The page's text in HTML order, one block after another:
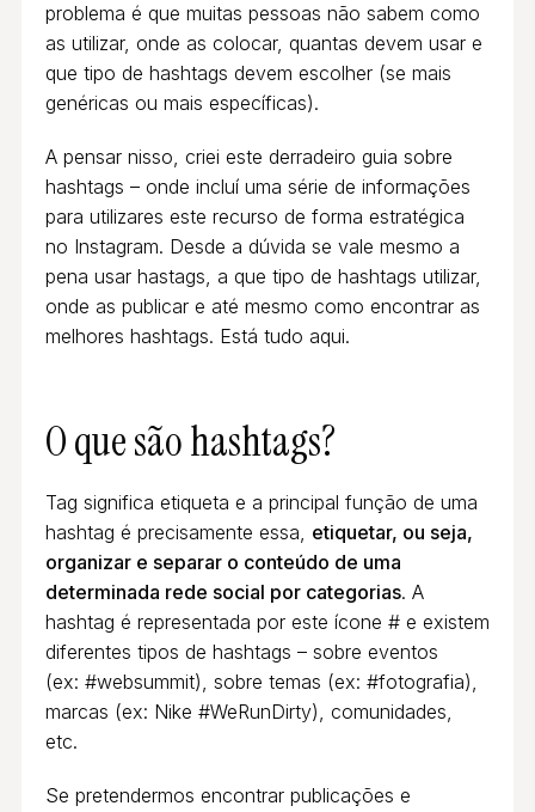
problema é que muitas pessoas não sabem como
as utilizar, onde as colocar, quantas devem usar e
que tipo de hashtags devem escolher (se mais
genéricas ou mais específicas).
A pensar nisso, criei este derradeiro guia sobre
hashtags – onde incluí uma série de informações
para utilizares este recurso de forma estratégica
no Instagram. Desde a dúvida se vale mesmo a
pena usar hastags, a que tipo de hashtags utilizar,
onde as publicar e até mesmo como encontrar as
melhores hashtags. Está tudo aqui.
O que são hashtags?
Tag significa etiqueta e a principal função de uma
hashtag é precisamente essa, etiquetar, ou seja,
organizar e separar o conteúdo de uma
determinada rede social por categorias. A
hashtag é representada por este ícone # e existem
diferentes tipos de hashtags – sobre eventos
(ex: #websummit), sobre temas (ex: #fotografia),
marcas (ex: Nike #WeRunDirty), comunidades,
etc.
Se pretendermos encontrar publicações e